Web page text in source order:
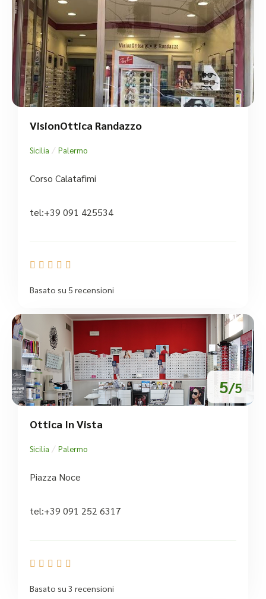
VisionOttica Randazzo
Sicilia / Palermo
Corso Calatafimi
tel:+39 091 425534
    
Basato su 5 recensioni
5/5
Ottica In Vista
Sicilia / Palermo
Piazza Noce
tel:+39 091 252 6317
    
Basato su 3 recensioni